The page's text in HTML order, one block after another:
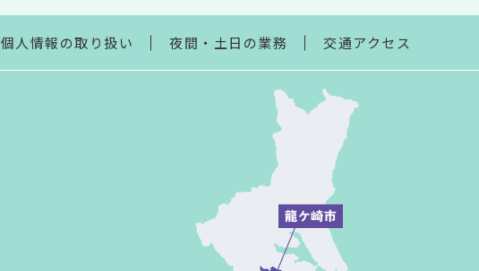
個人情報の取り扱い 夜間・土日の業務 交通アクセス